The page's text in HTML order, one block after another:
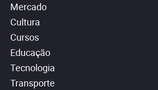
Mercado
Cultura
Cursos
Educação
Tecnologia
Transporte